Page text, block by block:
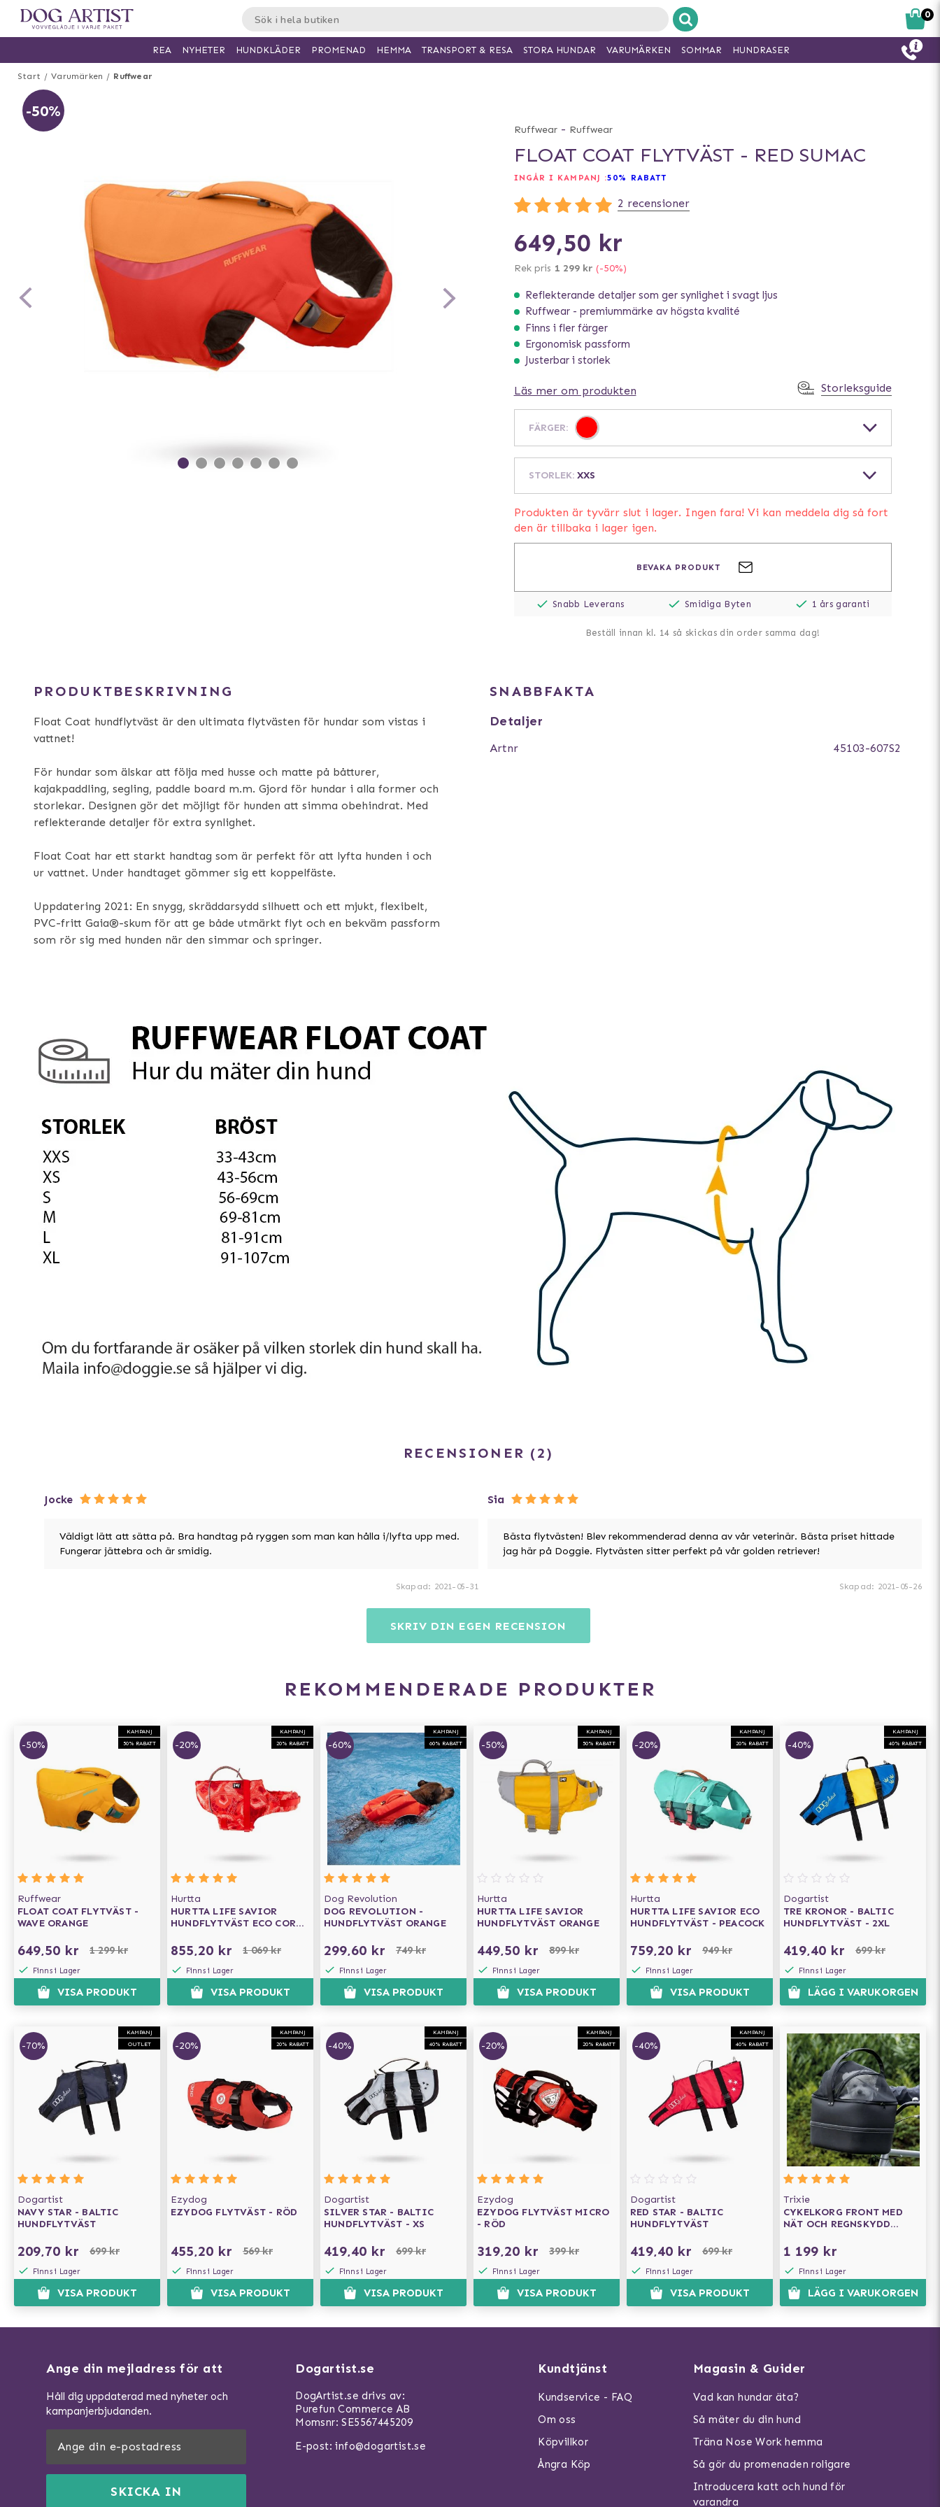
Start Varumärken Ruffwear
-50%
Ruffwear - Ruffwear
FLOAT COAT FLYTVÄST - RED SUMAC
INGÅR I KAMPANJ :50% RABATT
2 recensioner
649,50 kr
Rek pris 1 299 kr (-50%)
Reflekterande detaljer som ger synlighet i svagt ljus
Ruffwear - premiummärke av högsta kvalité
Finns i fler färger
Ergonomisk passform
Justerbar i storlek
Läs mer om produkten Storleksguide
FÄRGER:
STORLEK: XXS
Produkten är tyvärr slut i lager. Ingen fara! Vi kan meddela dig så fort
den är tillbaka i lager igen.
BEVAKA PRODUKT
Snabb Leverans Smidiga Byten 1 års garanti
Beställ innan kl. 14 så skickas din order samma dag!
PRODUKTBESKRIVNING
Float Coat hundflytväst är den ultimata flytvästen för hundar som vistas i
vattnet!
För hundar som älskar att följa med husse och matte på båtturer,
kajakpaddling, segling, paddle board m.m. Gjord för hundar i alla former och
storlekar. Designen gör det möjligt för hunden att simma obehindrat. Med
reflekterande detaljer för extra synlighet.
Float Coat har ett starkt handtag som är perfekt för att lyfta hunden i och
ur vattnet. Under handtaget gömmer sig ett koppelfäste.
Uppdatering 2021: En snygg, skräddarsydd silhuett och ett mjukt, flexibelt,
PVC-fritt Gaia®-skum för att ge både utmärkt flyt och en bekväm passform
som rör sig med hunden när den simmar och springer.
SNABBFAKTA
Detaljer
Artnr 45103-607S2
RECENSIONER 2
Jocke
Väldigt lätt att sätta på. Bra handtag på ryggen som man kan hålla i/lyfta upp med.
Fungerar jättebra och är smidig.
Skapad: 2021-05-31
Sia
Bästa flytvästen! Blev rekommenderad denna av vår veterinär. Bästa priset hittade
jag här på Doggie. Flytvästen sitter perfekt på vår golden retriever!
Skapad: 2021-05-26
SKRIV DIN EGEN RECENSION
REKOMMENDERADE PRODUKTER
KAMPANJ
50% RABATT
-50%
Ruffwear
FLOAT COAT FLYTVÄST -
WAVE ORANGE
649,50 kr 1 299 kr
Finns i Lager
VISA PRODUKT
KAMPANJ
20% RABATT
-20%
Hurtta
HURTTA LIFE SAVIOR
HUNDFLYTVÄST ECO CORAL
855,20 kr 1 069 kr
Finns i Lager
VISA PRODUKT
KAMPANJ
60% RABATT
-60%
Dog Revolution
DOG REVOLUTION -
HUNDFLYTVÄST ORANGE
299,60 kr 749 kr
Finns i Lager
VISA PRODUKT
KAMPANJ
50% RABATT
-50%
Hurtta
HURTTA LIFE SAVIOR
HUNDFLYTVÄST ORANGE
449,50 kr 899 kr
Finns i Lager
VISA PRODUKT
KAMPANJ
20% RABATT
-20%
Hurtta
HURTTA LIFE SAVIOR ECO
HUNDFLYTVÄST - PEACOCK
759,20 kr 949 kr
Finns i Lager
VISA PRODUKT
KAMPANJ
40% RABATT
-40%
Dogartist
TRE KRONOR - BALTIC
HUNDFLYTVÄST - 2XL
419,40 kr 699 kr
Finns i Lager
LÄGG I VARUKORGEN
KAMPANJ
OUTLET
-70%
Dogartist
NAVY STAR - BALTIC
HUNDFLYTVÄST
209,70 kr 699 kr
Finns i Lager
VISA PRODUKT
KAMPANJ
20% RABATT
-20%
Ezydog
EZYDOG FLYTVÄST - RÖD
455,20 kr 569 kr
Finns i Lager
VISA PRODUKT
KAMPANJ
40% RABATT
-40%
Dogartist
SILVER STAR - BALTIC
HUNDFLYTVÄST - XS
419,40 kr 699 kr
Finns i Lager
VISA PRODUKT
KAMPANJ
20% RABATT
-20%
Ezydog
EZYDOG FLYTVÄST MICRO
- RÖD
319,20 kr 399 kr
Finns i Lager
VISA PRODUKT
KAMPANJ
40% RABATT
-40%
Dogartist
RED STAR - BALTIC
HUNDFLYTVÄST
419,40 kr 699 kr
Finns i Lager
VISA PRODUKT
Trixie
CYKELKORG FRONT MED
NÄT OCH REGNSKYDD
1 199 kr
Finns i Lager
LÄGG I VARUKORGEN
0
REA NYHETER HUNDKLÄDER PROMENAD HEMMA TRANSPORT & RESA STORA HUNDAR VARUMÄRKEN SOMMAR HUNDRASER
Ange din mejladress för att
Håll dig uppdaterad med nyheter och
kampanjerbjudanden.
SKICKA IN
Dogartist.se
DogArtist.se drivs av:
Purefun Commerce AB
Momsnr: SE5567445209
E-post:info@dogartist.se
Kundtjänst
Kundservice - FAQ
Om oss
Köpvillkor
Ångra Köp
Magasin & Guider
Vad kan hundar äta?
Så mäter du din hund
Träna Nose Work hemma
Så gör du promenaden roligare
Introducera katt och hund för
varandra